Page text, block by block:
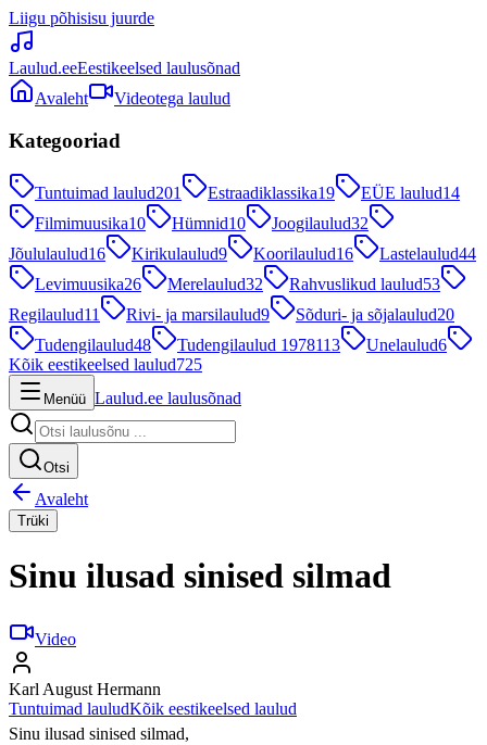
Liigu põhisisu juurde
Laulud.eeEestikeelsed laulusõnad
Avaleht
Videotega laulud
Kategooriad
Tuntuimad laulud201 Estraadiklassika19 EÜE laulud14
Filmimuusika10 Hümnid10 Joogilaulud32
Jõululaulud16 Kirikulaulud9 Koorilaulud16 Lastelaulud44
Levimuusika26 Merelaulud32 Rahvuslikud laulud53
Regilaulud11 Rivi- ja marsilaulud9 Sõduri- ja sõjalaulud20
Tudengilaulud48 Tudengilaulud 1978113 Unelaulud6
Kõik eestikeelsed laulud725
Menüü Laulud.ee laulusõnad
Otsi
Avaleht
Trüki
Sinu ilusad sinised silmad
Video
Karl August Hermann
Tuntuimad lauludKõik eestikeelsed laulud
Sinu ilusad sinised silmad,